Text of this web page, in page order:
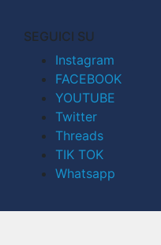
SEGUICI SU
Instagram
FACEBOOK
YOUTUBE
Twitter
Threads
TIK TOK
Whatsapp